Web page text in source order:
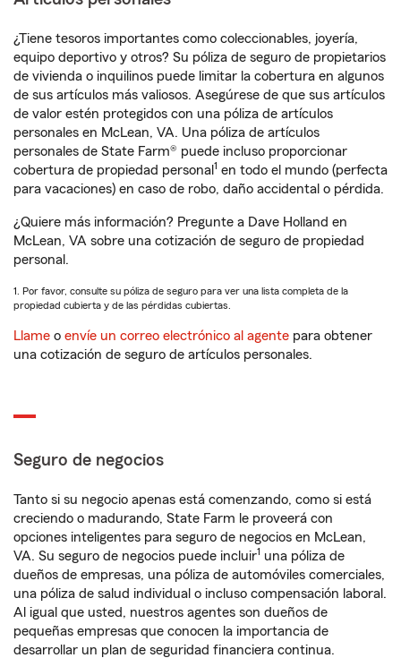
¿Tiene tesoros importantes como coleccionables, joyería,
equipo deportivo y otros? Su póliza de seguro de propietarios
de vivienda o inquilinos puede limitar la cobertura en algunos
de sus artículos más valiosos. Asegúrese de que sus artículos
de valor estén protegidos con una póliza de artículos
personales en McLean, VA. Una póliza de artículos
personales de State Farm® puede incluso proporcionar
cobertura de propiedad personal 1 en todo el mundo (perfecta
para vacaciones) en caso de robo, daño accidental o pérdida.
¿Quiere más información? Pregunte a Dave Holland en
McLean, VA sobre una cotización de seguro de propiedad
personal.
1. Por favor, consulte su póliza de seguro para ver una lista completa de la
propiedad cubierta y de las pérdidas cubiertas.
Llame o envíe un correo electrónico al agente para obtener
una cotización de seguro de artículos personales.
Seguro de negocios
Tanto si su negocio apenas está comenzando, como si está
creciendo o madurando, State Farm le proveerá con
opciones inteligentes para seguro de negocios en McLean,
VA. Su seguro de negocios puede incluir1 una póliza de
dueños de empresas, una póliza de automóviles comerciales,
una póliza de salud individual o incluso compensación laboral.
Al igual que usted, nuestros agentes son dueños de
pequeñas empresas que conocen la importancia de
desarrollar un plan de seguridad financiera continua.